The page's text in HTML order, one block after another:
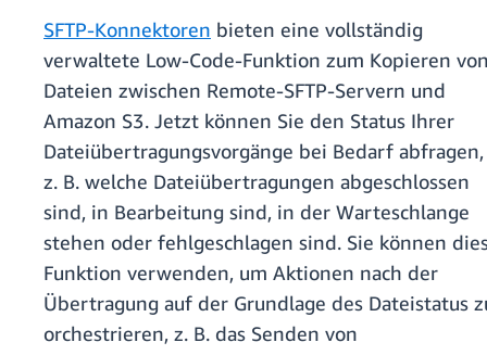
SFTP-Konnektoren bieten eine vollständig
verwaltete Low-Code-Funktion zum Kopieren
Dateien zwischen Remote-SFTP-Servern und
Amazon S3. Jetzt können Sie den Status Ihrer
Dateiübertragungsvorgänge bei Bedarf abfragen,
z. B. welche Dateiübertragungen abgeschlossen
sind, in Bearbeitung sind, in der Warteschlange
stehen oder fehlgeschlagen sind. Sie können
Funktion verwenden, um Aktionen nach der
Übertragung auf der Grundlage des Dateistatus
orchestrieren, z. B. das Senden von